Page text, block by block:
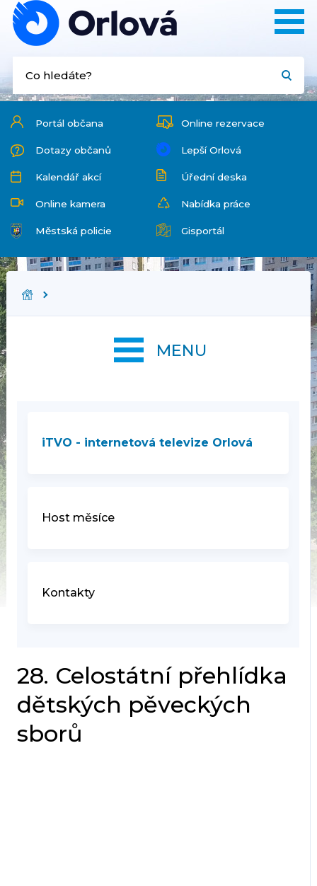
Portál občana Online rezervace
Dotazy občanů Lepší Orlová
Kalendář akcí Úřední deska
Online kamera Nabídka práce
Městská policie Gisportál
iTVO - internetová televize Orlová
Host měsíce
Kontakty
28. Celostátní přehlídka
dětských pěveckých
sborů
MENU